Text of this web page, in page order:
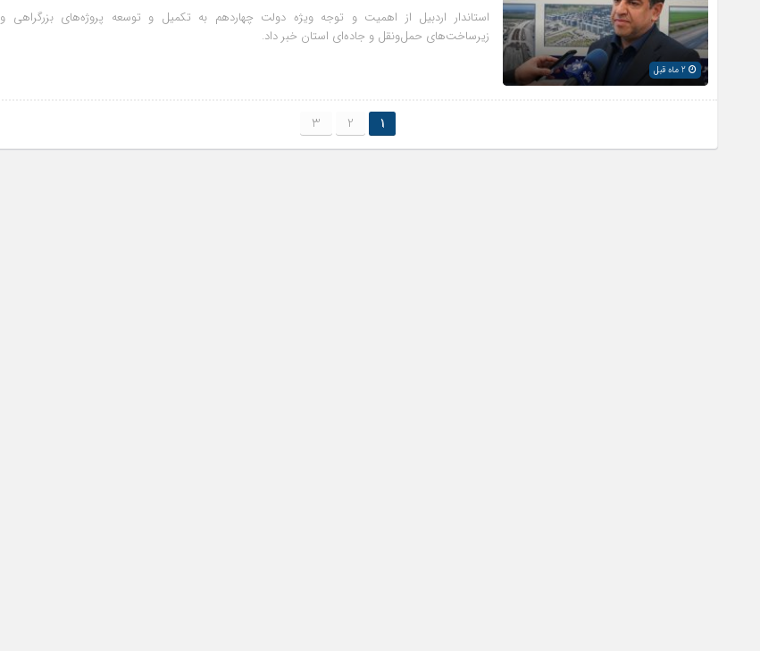
استاندار اردبیل از اهمیت و توجه ویژه دولت چهاردهم به تکمیل و توسعه پروژه‌های بزرگراهی و
زیرساخت‌های حمل‌ونقل و جاده‌ای استان خبر داد.
1
2
3